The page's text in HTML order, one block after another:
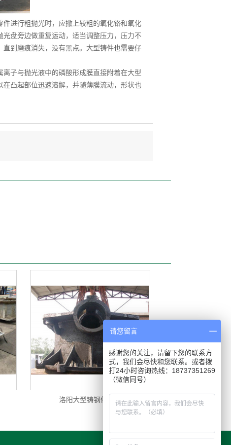
进行粗抛光时，应撒上较粗的氧化铬和氧化
盘旁边做重复运动，适当调整压力，压力不
到磨痕消失，没有黑点。大型铸件也需要仔
子与抛光液中的磷酸形成膜直接附着在大型
凸起部位迅速溶解，并随薄膜流动，形状也
洛阳大型铸钢件厂家
请您留言
感谢您的关注，请留下您的联系方
式，我们会尽快和您联系。或者拨
打24小时咨询热线：18737351269
（微信同号）